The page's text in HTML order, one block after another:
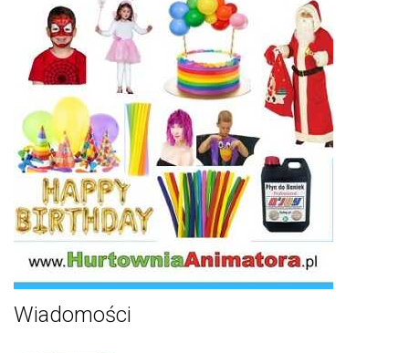
Wiadomości